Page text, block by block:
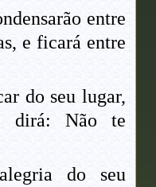
entre
e ficará entre
do seu lugar,
dirá: Não te
do seu